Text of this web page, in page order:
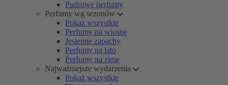
Pudrowe perfumy
Perfumy wg sezonów
Pokaż wszystkie
Perfumy na wiosnę
Jesienne zapachy
Perfumy na lato
Perfumy na zimę
Najważniejsze wydarzenia
Pokaż wszystkie